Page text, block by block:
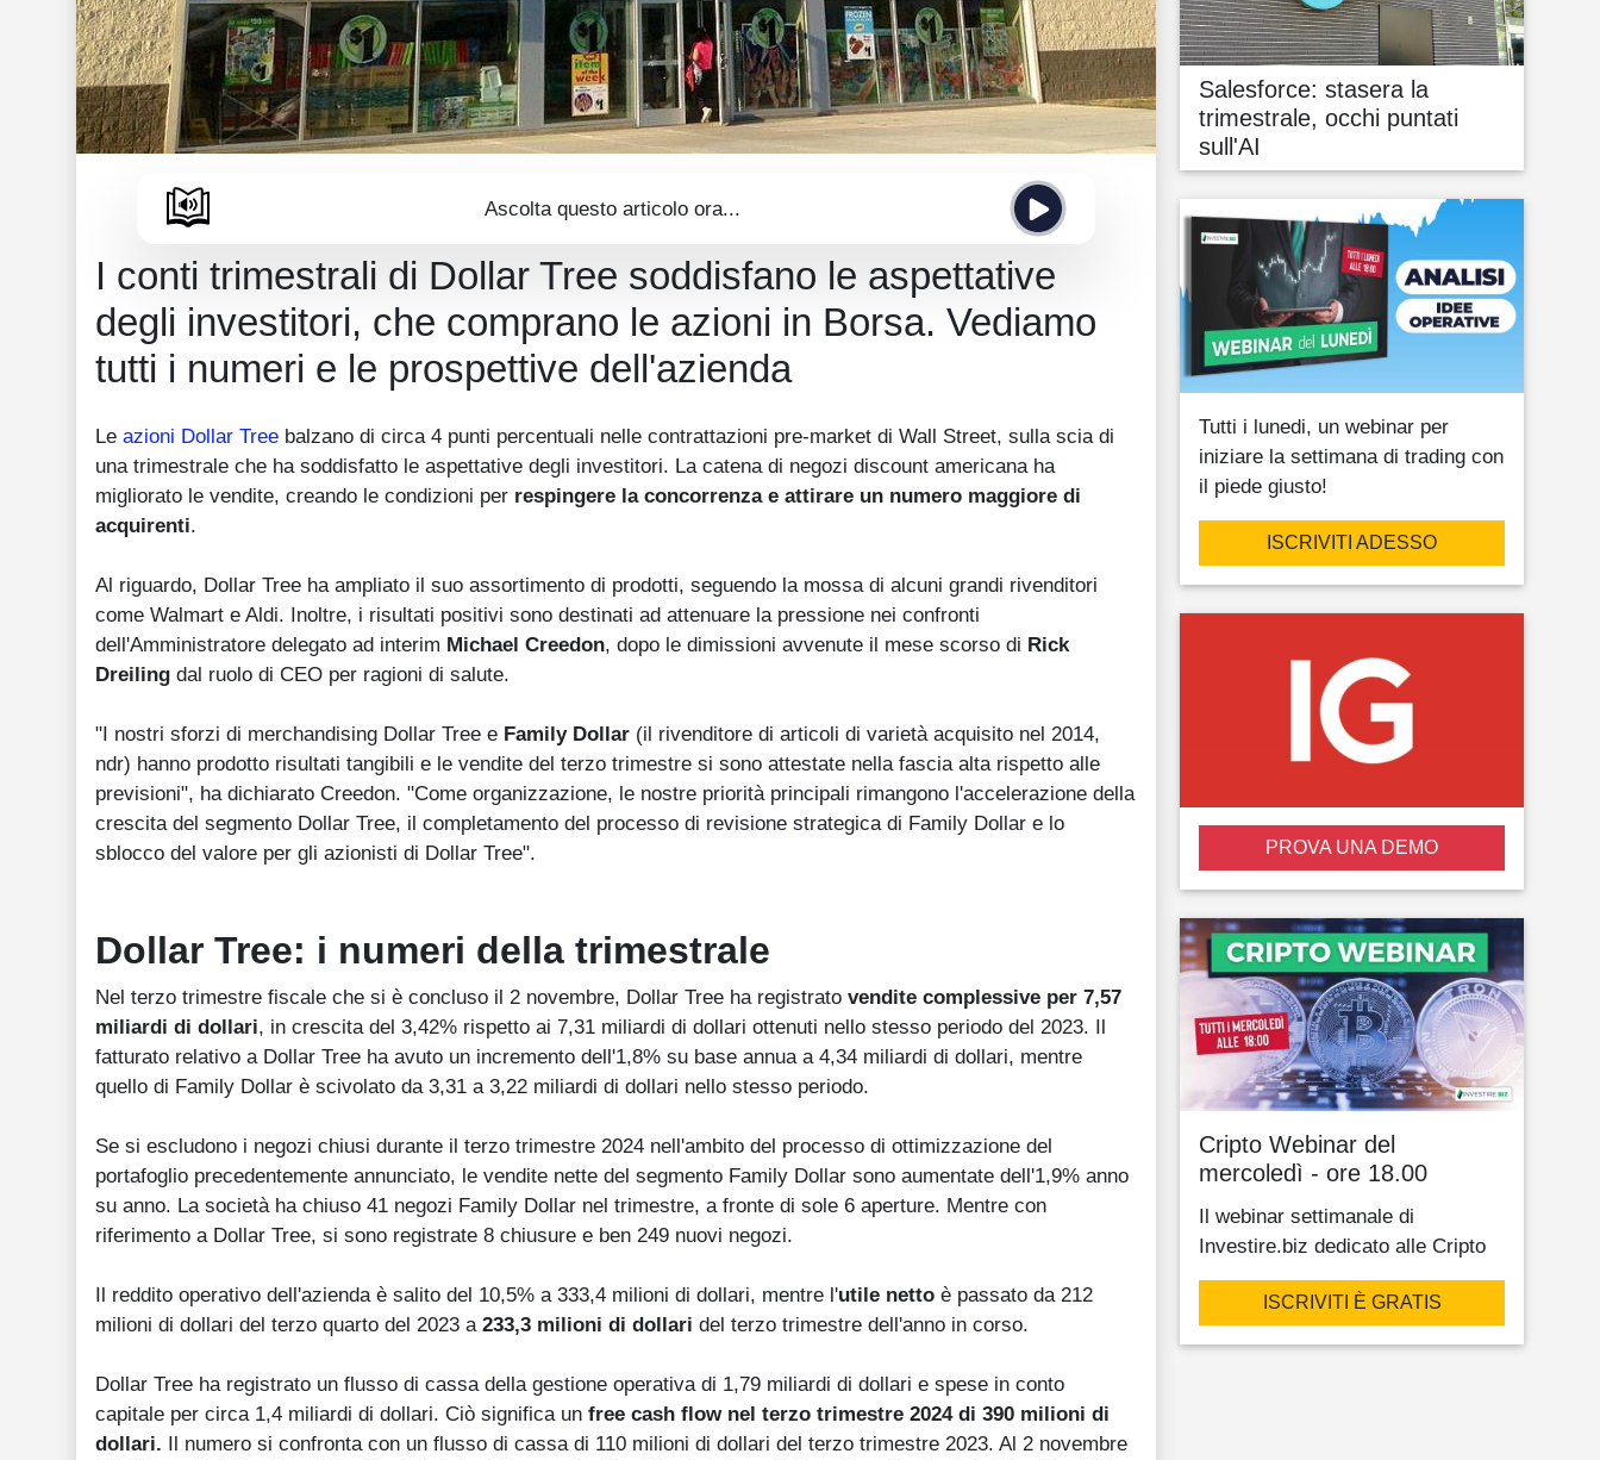
Ascolta questo articolo ora...
I conti trimestrali di Dollar Tree soddisfano le aspettative
degli investitori, che comprano le azioni in Borsa. Vediamo
tutti i numeri e le prospettive dell'azienda
Le azioni Dollar Tree balzano di circa 4 punti percentuali nelle contrattazioni pre-market di Wall Street, sulla scia di
una trimestrale che ha soddisfatto le aspettative degli investitori. La catena di negozi discount americana ha
migliorato le vendite, creando le condizioni per respingere la concorrenza e attirare un numero maggiore di
acquirenti.
Al riguardo, Dollar Tree ha ampliato il suo assortimento di prodotti, seguendo la mossa di alcuni grandi rivenditori
come Walmart e Aldi. Inoltre, i risultati positivi sono destinati ad attenuare la pressione nei confronti
dell'Amministratore delegato ad interim Michael Creedon, dopo le dimissioni avvenute il mese scorso di Rick
Dreiling dal ruolo di CEO per ragioni di salute.
"I nostri sforzi di merchandising Dollar Tree e Family Dollar (il rivenditore di articoli di varietà acquisito nel 2014,
ndr) hanno prodotto risultati tangibili e le vendite del terzo trimestre si sono attestate nella fascia alta rispetto alle
previsioni", ha dichiarato Creedon. "Come organizzazione, le nostre priorità principali rimangono l'accelerazione della
crescita del segmento Dollar Tree, il completamento del processo di revisione strategica di Family Dollar e lo
sblocco del valore per gli azionisti di Dollar Tree".
Dollar Tree: i numeri della trimestrale
Nel terzo trimestre fiscale che si è concluso il 2 novembre, Dollar Tree ha registrato vendite complessive per 7,57
miliardi di dollari, in crescita del 3,42% rispetto ai 7,31 miliardi di dollari ottenuti nello stesso periodo del 2023. Il
fatturato relativo a Dollar Tree ha avuto un incremento dell'1,8% su base annua a 4,34 miliardi di dollari, mentre
quello di Family Dollar è scivolato da 3,31 a 3,22 miliardi di dollari nello stesso periodo.
Se si escludono i negozi chiusi durante il terzo trimestre 2024 nell'ambito del processo di ottimizzazione del
portafoglio precedentemente annunciato, le vendite nette del segmento Family Dollar sono aumentate dell'1,9% anno
su anno. La società ha chiuso 41 negozi Family Dollar nel trimestre, a fronte di sole 6 aperture. Mentre con
riferimento a Dollar Tree, si sono registrate 8 chiusure e ben 249 nuovi negozi.
Il reddito operativo dell'azienda è salito del 10,5% a 333,4 milioni di dollari, mentre l'utile netto è passato da 212
milioni di dollari del terzo quarto del 2023 a233,3 milioni di dollari del terzo trimestre dell'anno in corso.
Dollar Tree ha registrato un flusso di cassa della gestione operativa di 1,79 miliardi di dollari e spese in conto
capitale per circa 1,4 miliardi di dollari. Ciò significa un free cash flow nel terzo trimestre 2024 di 390 milioni di
dollari. Il numero si confronta con un flusso di cassa di 110 milioni di dollari del terzo trimestre 2023. Al 2 novembre
Salesforce: stasera la
trimestrale, occhi puntati
sull'AI
Tutti i lunedi, un webinar per
iniziare la settimana di trading con
il piede giusto!
ISCRIVITI ADESSO
PROVA UNA DEMO
Cripto Webinar del
mercoledì - ore 18.00
Il webinar settimanale di
Investire.biz dedicato alle Cripto
ISCRIVITI È GRATIS